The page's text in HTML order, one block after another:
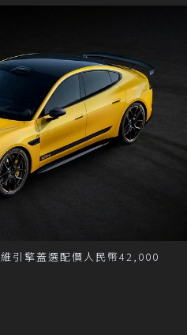
引擎蓋選配價人民幣42,000